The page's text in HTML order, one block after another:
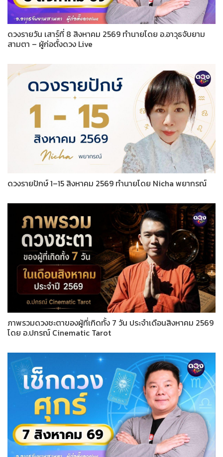
ดวงรายวัน เสาร์ที่ 8 สิงหาคม 2569 ทำนายโดย อ.อาวุธจับยาม
สามตา – ผู้ก่อตั้งดวง Live
ดวงรายปักษ์ 1–15 สิงหาคม 2569 ทำนายโดย Nicha พยากรณ์
ภาพรวมดวงชะตาของผู้ที่เกิดทั้ง 7 วัน ประจำเดือนสิงหาคม 2569
โดย อ.ปกรณ์ Cinematic Tarot